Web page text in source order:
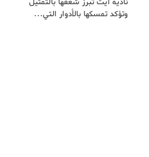
وتؤكد تمسكها بالأدوار التي…